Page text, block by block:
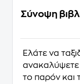
Σύνοψη
Ελάτε να
ανακαλύψετε
το παρόν και